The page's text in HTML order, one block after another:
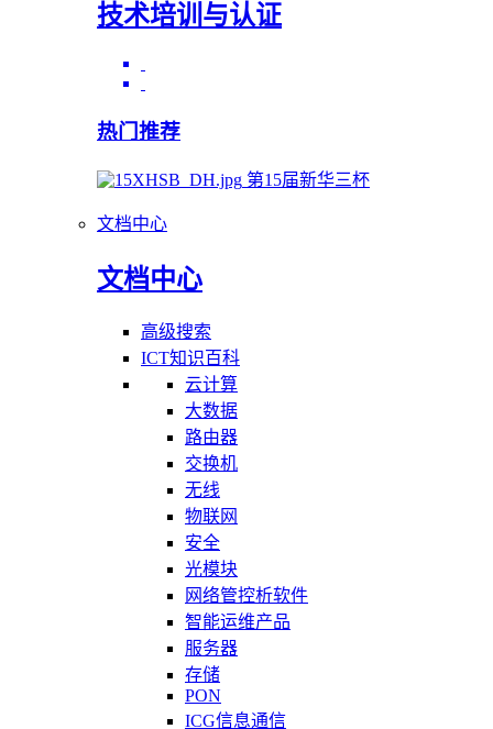
技术培训与认证
热门推荐
第15届新华三杯
文档中心
文档中心
高级搜索
ICT知识百科
云计算
大数据
路由器
交换机
无线
物联网
安全
光模块
网络管控析软件
智能运维产品
服务器
存储
PON
ICG信息通信